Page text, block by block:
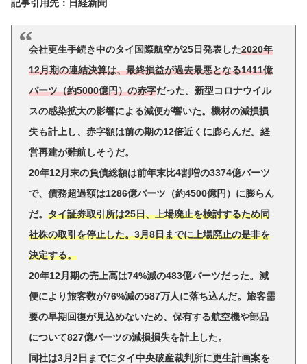
記事引用先：日経新聞
会社更生手続き中のタイ国際航空が25日発表した2020年
12月期の連結決算は、最終損益が過去最悪となる1411億
バーツ（約5000億円）の赤字だった。新型コロナウイル
スの感染拡大の影響による減便が響いた。機材の減損損
失も計上し、赤字額は前の期の12倍近くに膨らんだ。経
営再建が難航しそうだ。
20年12月末の負債総額は前年末比4割増の3374億バーツ
で、債務超過額は1286億バーツ（約4500億円）に膨らん
だ。タイ証券取引所は25日、上場廃止を検討するため同
社株の取引を停止した。3月8日までに上場廃止の是非を
決定する。
20年12月期の売上高は74%減の483億バーツだった。減
便により旅客数が76%減の587万人に落ち込んだ。旅客需
要の早期回復が見込めないため、保有する航空機や部品
について827億バーツの減損損失を計上した。
同社は3月2日までにタイ中央破産裁判所に更生計画案を